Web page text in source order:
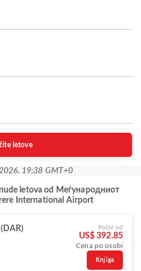
letove
19:38 GMT+0
letova od Меѓународниот
International Airport
(DAR) Počni od
US$ 392.85
Cena po osobi
Knjiga